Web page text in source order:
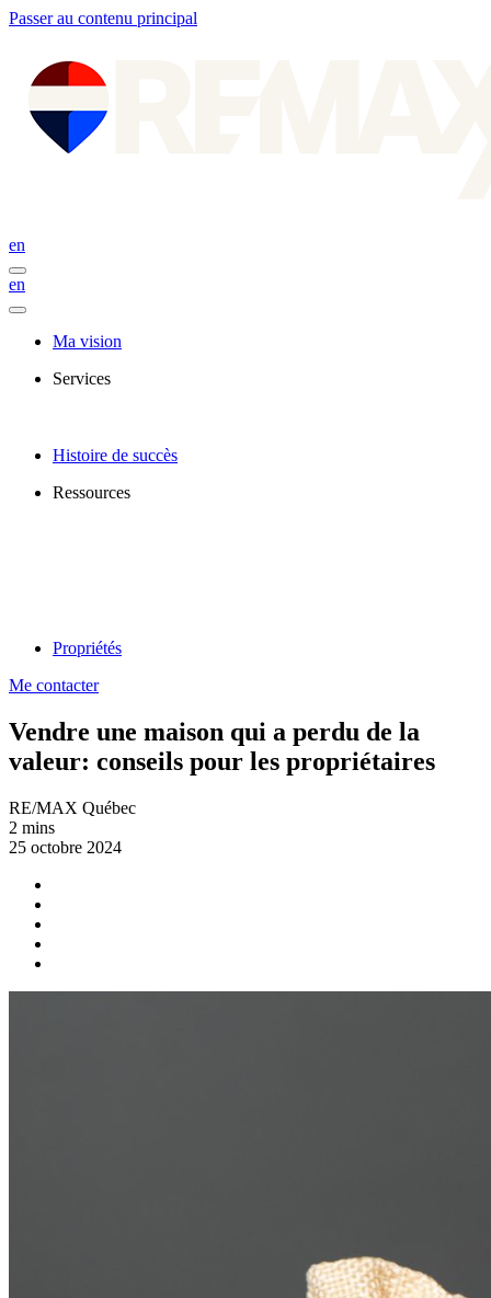
Passer au contenu principal
en
en
Ma vision
Services
Histoire de succès
Ressources
Propriétés
Me contacter
Vendre une maison qui a perdu de la
valeur: conseils pour les propriétaires
RE/MAX Québec
2 mins
25 octobre 2024